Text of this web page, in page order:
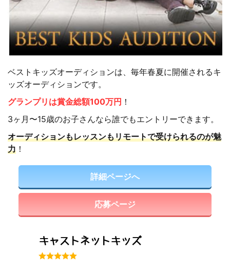
ベストキッズオーディションは、毎年春夏に開催されるキ
ッズオーディションです。
グランプリは賞金総額100万円 ！
3ヶ月〜15歳のお子さんなら誰でもエントリーできます。
オーディションもレッスンもリモートで受けられるのが魅
力 ！
詳細ページへ
応募ページ
キャストネットキッズ